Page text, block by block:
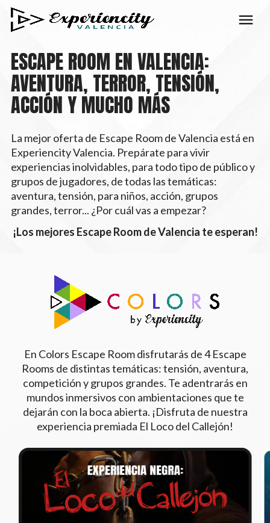
ESCAPE ROOM EN VALENCIA:
AVENTURA, TERROR, TENSIÓN,
ACCIÓN Y MUCHO MÁS
La mejor oferta de Escape Room de Valencia está en
Experiencity Valencia. Prepárate para vivir
experiencias inolvidables, para todo tipo de público y
grupos de jugadores, de todas las temáticas:
aventura, tensión, para niños, acción, grupos
grandes, terror... ¿Por cuál vas a empezar?
¡Los mejores Escape Room de Valencia te esperan!
En Colors Escape Room disfrutarás de 4 Escape
Rooms de distintas temáticas: tensión, aventura,
competición y grupos grandes. Te adentrarás en
mundos inmersivos con ambientaciones que te
dejarán con la boca abierta. ¡Disfruta de nuestra
experiencia premiada El Loco del Callejón!